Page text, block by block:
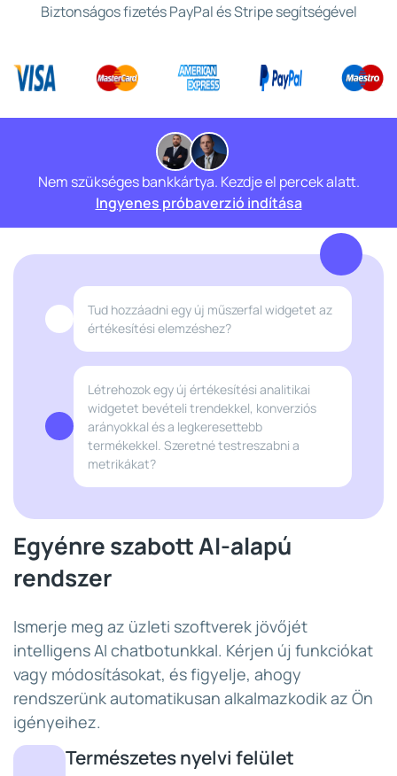
Biztonságos fizetés PayPal és Stripe segítségével
Nem szükséges bankkártya. Kezdje el percek alatt.
Ingyenes próbaverzió indítása
Tud hozzáadni egy új műszerfal widgetet az
értékesítési elemzéshez?
Létrehozok egy új értékesítési analitikai
widgetet bevételi trendekkel, konverziós
arányokkal és a legkeresettebb
termékekkel. Szeretné testreszabni a
metrikákat?
Egyénre szabott AI-alapú
rendszer
Ismerje meg az üzleti szoftverek jövőjét
intelligens AI chatbotunkkal. Kérjen új funkciókat
vagy módosításokat, és figyelje, ahogy
rendszerünk automatikusan alkalmazkodik az Ön
igényeihez.
Természetes nyelvi felület